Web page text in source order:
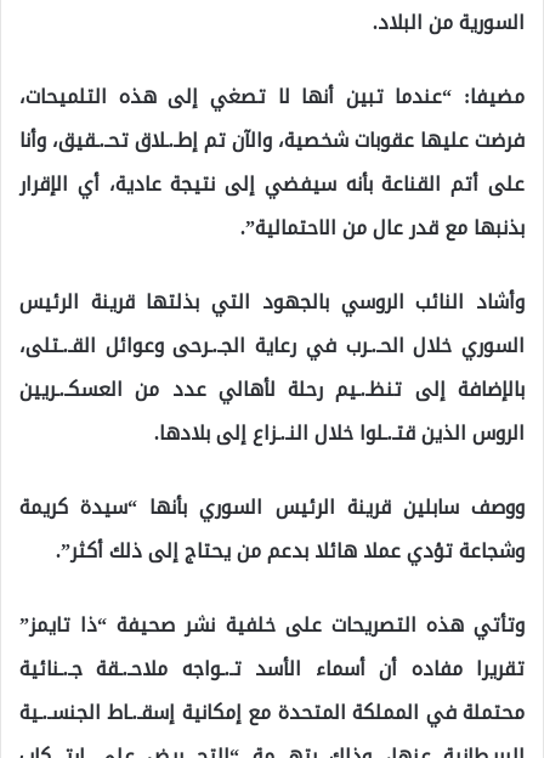
السورية من البلاد.
مضيفا: “عندما تبين أنها لا تصغي إلى هذه التلميحات،
فرضت عليها عقوبات شخصية، والآن تم إطـ.ـلاق تحـ.ـقيق، وأنا
على أتم القناعة بأنه سيفضي إلى نتيجة عادية، أي الإقرار
بذنبها مع قدر عال من الاحتمالية”.
وأشاد النائب الروسي بالجهود التي بذلتها قرينة الرئيس
السوري خلال الحـ.ـرب في رعاية الجـ.ـرحى وعوائل القـ.ـتلى،
بالإضافة إلى تنظـ.ـيم رحلة لأهالي عدد من العسكـ.ـريين
الروس الذين قتـ.ـلوا خلال النـ.ـزاع إلى بلادها.
ووصف سابلين قرينة الرئيس السوري بأنها “سيدة كريمة
وشجاعة تؤدي عملا هائلا بدعم من يحتاج إلى ذلك أكثر”.
وتأتي هذه التصريحات على خلفية نشر صحيفة “ذا تايمز”
تقريرا مفاده أن أسماء الأسد تـ.ـواجه ملاحـ.ـقة جـ.ـنائية
محتملة في المملكة المتحدة مع إمكانية إسقـ.ـاط الجنسـ.ـية